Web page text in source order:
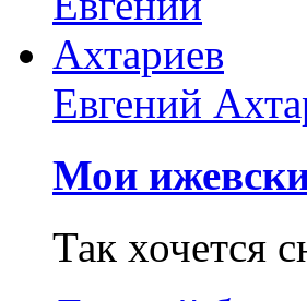
Евгений
Мои
Так хочется